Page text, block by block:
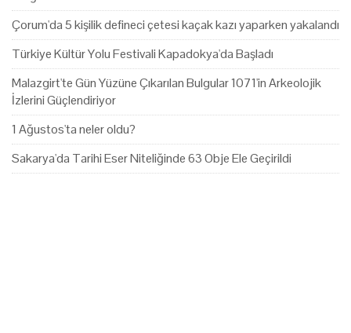
Çorum'da 5 kişilik defineci çetesi kaçak kazı yaparken yakalandı
Türkiye Kültür Yolu Festivali Kapadokya'da Başladı
Malazgirt'te Gün Yüzüne Çıkarılan Bulgular 1071'in Arkeolojik
İzlerini Güçlendiriyor
1 Ağustos'ta neler oldu?
Sakarya'da Tarihi Eser Niteliğinde 63 Obje Ele Geçirildi